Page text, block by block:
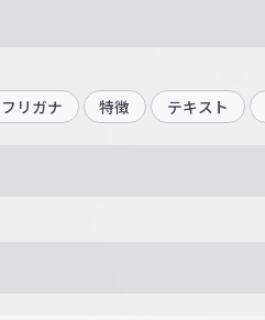
リガナ 特徴 テキスト